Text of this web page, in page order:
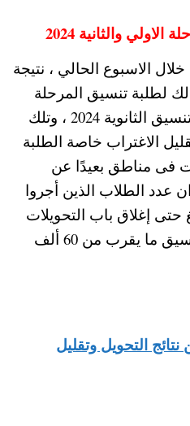
والثانية 2024
خلال الاسبوع الحالي ، نتيجة
لطلبة تنسيق المرحلة
الاول والمرحلة الثانية من تنسيق الثانوية 2024 ، وتلك
الاغتراب خاصة الطلبة
فى مناطق بعيدًا عن
عدد الطلاب الذين أجروا
حتى إغلاق باب التحويلات
في الموقع الإلكترونى للتنسيق ما يقرب من 60 ألف
التحويل وتقليل